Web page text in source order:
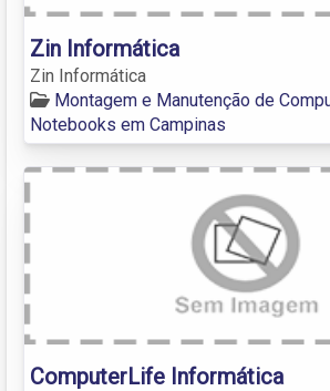
Zin Informática
Zin Informática
Montagem e Manutenção de
Notebooks em Campinas
ComputerLife Informática